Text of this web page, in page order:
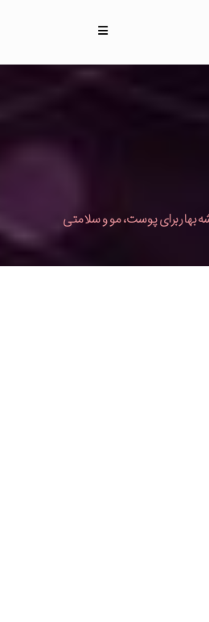
برای پوست، مو و سلامتی